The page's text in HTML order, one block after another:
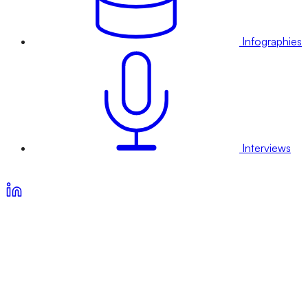
Infographies
Interviews